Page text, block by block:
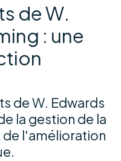
de W.
: une
de W. Edwards
la gestion de la
de l'amélioration